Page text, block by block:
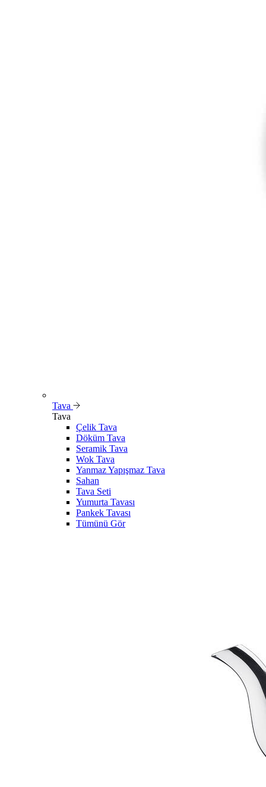
Tava
Tava
Çelik Tava
Döküm Tava
Seramik Tava
Wok Tava
Yanmaz Yapışmaz Tava
Sahan
Tava Seti
Yumurta Tavası
Pankek Tavası
Tümünü Gör